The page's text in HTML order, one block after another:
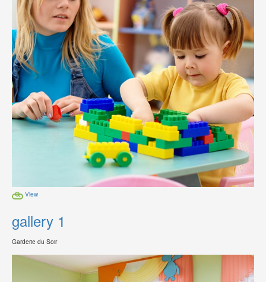
View
gallery 1
Garderie du Soir